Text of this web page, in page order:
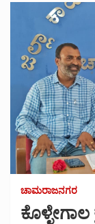
ಚಾಮರಾಜನಗರ
ಕೊಳ್ಳೇಗಾಲ